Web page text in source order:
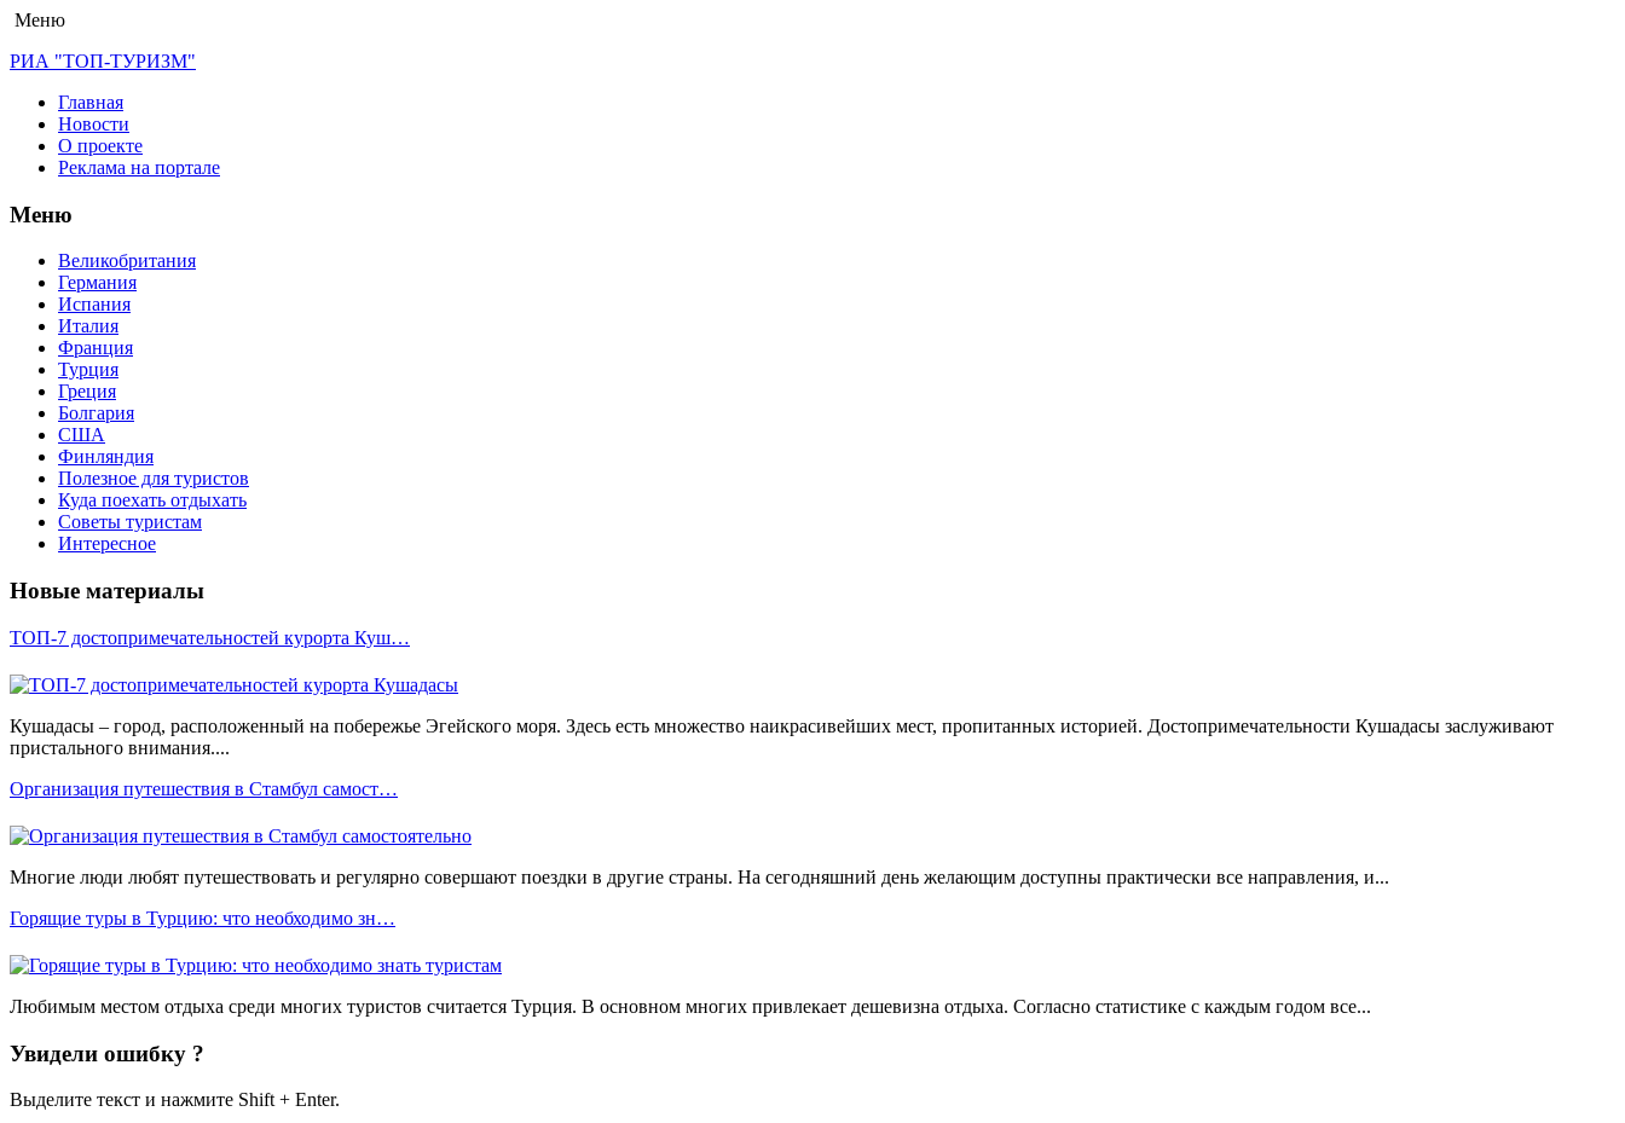
Меню
РИА "ТОП-ТУРИЗМ"
Главная
Новости
О проекте
Реклама на портале
Меню
Великобритания
Германия
Испания
Италия
Франция
Турция
Греция
Болгария
США
Финляндия
Полезное для туристов
Куда поехать отдыхать
Советы туристам
Интересное
Новые материалы
ТОП-7 достопримечательностей курорта Куш…
Кушадасы – город, расположенный на побережье Эгейского моря. Здесь есть множество наикрасивейших мест, пропитанных историей. Достопримечательности Кушадасы заслуживают
пристального внимания....
Организация путешествия в Стамбул самост…
Многие люди любят путешествовать и регулярно совершают поездки в другие страны. На сегодняшний день желающим доступны практически все направления, и...
Горящие туры в Турцию: что необходимо зн…
Любимым местом отдыха среди многих туристов считается Турция. В основном многих привлекает дешевизна отдыха. Согласно статистике с каждым годом все...
Увидели ошибку ?
Выделите текст и нажмите Shift + Enter.